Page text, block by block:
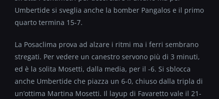
Umbertide si sveglia anche la bomber Pangalos e il primo
quarto termina 15-7.
La Posaclima prova ad alzare i ritmi ma i ferri sembrano
stregati. Per vedere un canestro servono più di 3 minuti,
ed è la solita Mosetti, dalla media, per il -6. Si sblocca
anche Umbertide che piazza un 6-0, chiuso dalla tripla di
un’ottima Martina Mosetti. Il layup di Favaretto vale il 21-